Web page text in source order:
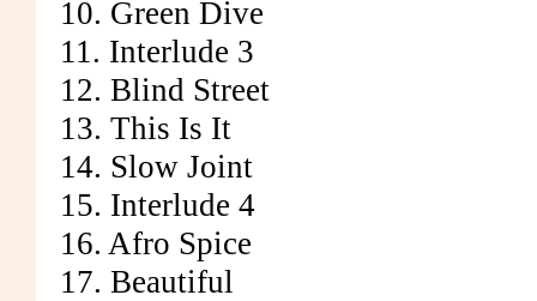
10. Green Dive
11. Interlude 3
12. Blind Street
13. This Is It
14. Slow Joint
15. Interlude 4
16. Afro Spice
17. Beautiful